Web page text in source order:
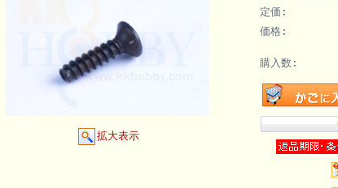
拡大表示
定価:
価格:
購入数: